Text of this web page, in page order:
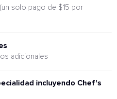
solo pago de $15 por
adicionales
incluyendo Chef's